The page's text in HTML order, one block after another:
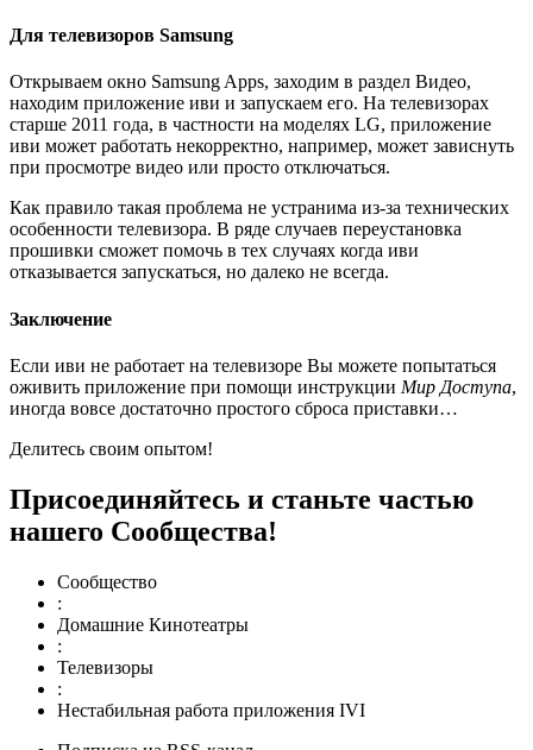
Для телевизоров Samsung
Открываем окно Samsung Apps, заходим в раздел Видео,
находим приложение иви и запускаем его. На телевизорах
старше 2011 года, в частности на моделях LG, приложение
иви может работать некорректно, например, может зависнуть
при просмотре видео или просто отключаться.
Как правило такая проблема не устранима из-за технических
особенности телевизора. В ряде случаев переустановка
прошивки сможет помочь в тех случаях когда иви
отказывается запускаться, но далеко не всегда.
Заключение
Если иви не работает на телевизоре Вы можете попытаться
оживить приложение при помощи инструкции Мир Доступа,
иногда вовсе достаточно простого сброса приставки…
Делитесь своим опытом!
Присоединяйтесь и станьте частью
нашего Сообщества!
Сообщество
:
Домашние Кинотеатры
:
Телевизоры
:
Нестабильная работа приложения IVI